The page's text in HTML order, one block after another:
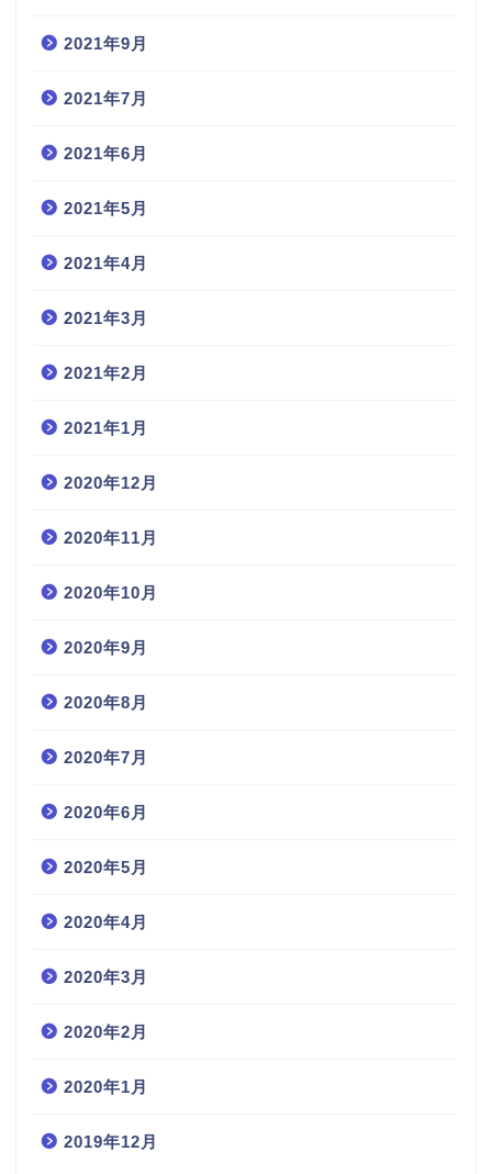
2021年9月
2021年7月
2021年6月
2021年5月
2021年4月
2021年3月
2021年2月
2021年1月
2020年12月
2020年11月
2020年10月
2020年9月
2020年8月
2020年7月
2020年6月
2020年5月
2020年4月
2020年3月
2020年2月
2020年1月
2019年12月